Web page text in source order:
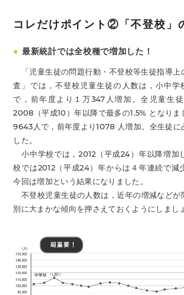
コレだけポイント②「不登校」
● 最新統計では全校種で増加した！
「児童生徒の問題行動・不登校等生徒指導上
査」では，不登校児童生徒の人数は，小中学
で，前年度より１万347人増加。全児童生
2008（平成10）年以降で最多の1.5% となりま
9643人で，前年度より1078 人増加。全生徒に
した。
小中学校では，2012（平成24）年以降増加
校では2012（平成24）年からは４年連続で減
今回は増加という結果になりました。
不登校児童生徒の人数は，近年の増減などが
別に大まかな傾向を押さえておくようにしまし